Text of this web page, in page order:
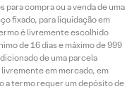
compra ou a venda de uma
fixado, para liquidação em
é livremente escolhido
de 16 dias e máximo de 999
de uma parcela
em mercado, em
a termo requer um depósito de